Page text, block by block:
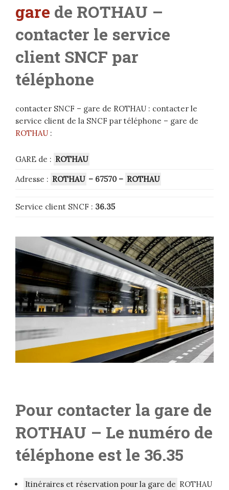
gare de ROTHAU –
contacter le service
client SNCF par
téléphone
contacter SNCF – gare de ROTHAU : contacter le
service client de la SNCF par téléphone – gare de
ROTHAU :
GARE de : ROTHAU
Adresse : ROTHAU – 67570 – ROTHAU
Service client SNCF : 36.35
Pour contacter la gare de
ROTHAU – Le numéro de
téléphone est le 36.35
Itinéraires et réservation pour la gare de ROTHAU